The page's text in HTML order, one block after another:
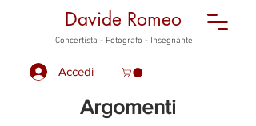
Davide Romeo
Concertista - Fotografo - Insegnante
Accedi
Argomenti